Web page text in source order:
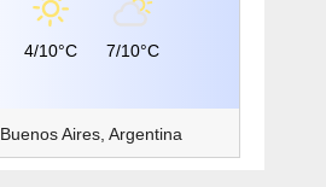
4/10°C 7/10°C
Buenos Aires, Argentina